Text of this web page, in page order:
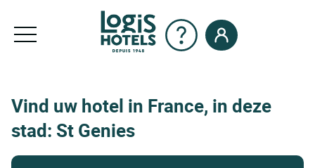
Vind uw hotel in France, in deze
stad: St Genies